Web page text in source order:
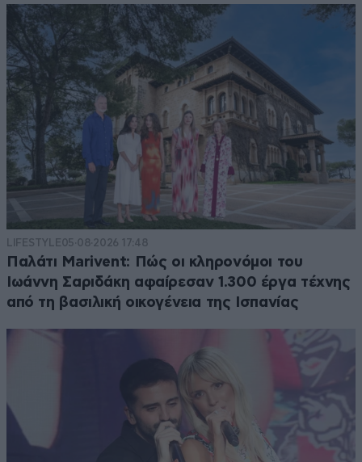
LIFESTYLE05·08·2026 17:48
Παλάτι Marivent: Πώς οι κληρονόμοι του
Ιωάννη Σαριδάκη αφαίρεσαν 1.300 έργα τέχνης
από τη βασιλική οικογένεια της Ισπανίας